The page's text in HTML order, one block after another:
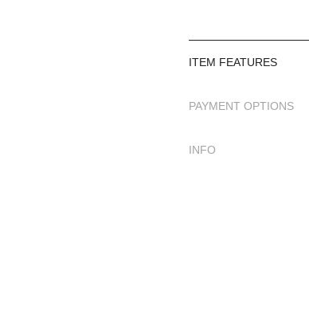
ITEM FEATURES
PAYMENT OPTIONS
INFO